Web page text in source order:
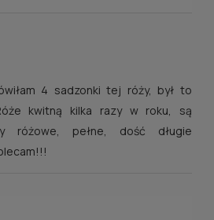
4 sadzonki tej róży, był to
kwitną kilka razy w roku, są
różowe, pełne, dość długie